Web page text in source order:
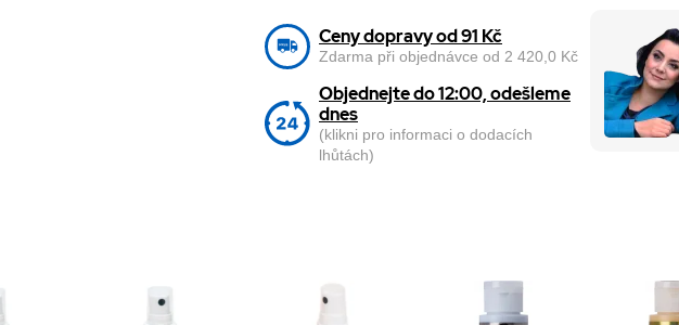
Ceny dopravy od 91 Kč
Zdarma při objednávce od 2 420,0 Kč
Objednejte do 12:00, odešleme
dnes
(klikni pro informaci o dodacích
lhůtách)